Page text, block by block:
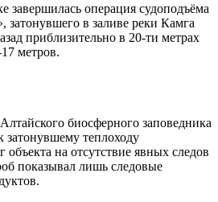
завершилась операция судоподъёма
затонувшего в заливе реки Камга
приблизительно в 20-ти метрах
метров.
биосферного заповедника
затонувшему теплоходу
на отсутствие явных следов
показывал лишь следовые